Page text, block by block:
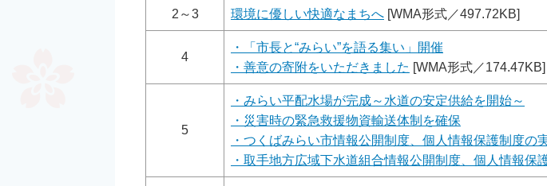
2～3 環境に優しい快適なまちへ [WMA形式／497.72KB]
4
・「市長と“みらい”を語る集い」開催
・善意の寄附をいただきました [WMA形式／174.47KB]
5
・みらい平配水場が完成～水道の安定供給を開始～
・災害時の緊急救援物資輸送体制を確保
・つくばみらい市情報公開制度、個人情報保護制度の
・取手地方広域下水道組合情報公開制度、個人情報保